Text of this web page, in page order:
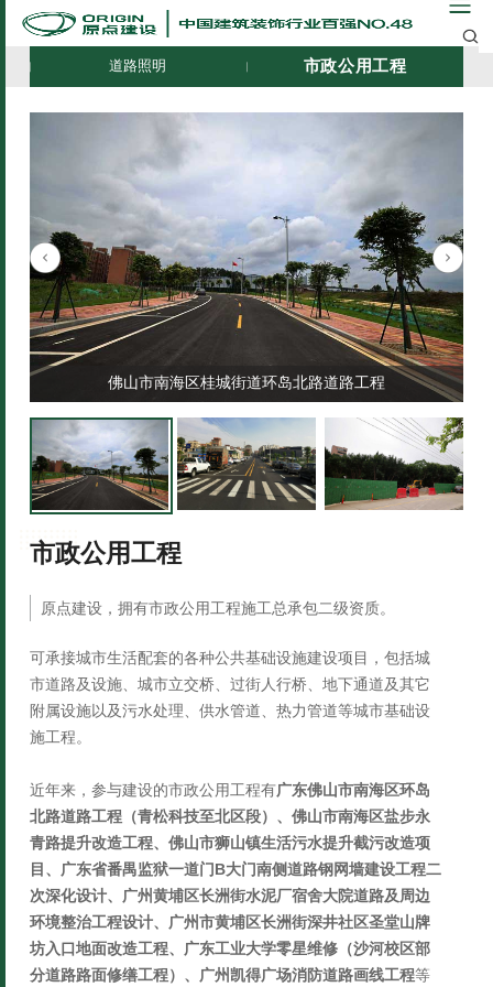
道路照明 市政公用工程
佛山市南海区桂城街道环岛北路道路工程
市政公用工程
原点建设，拥有市政公用工程施工总承包二级资质。
可承接城市生活配套的各种公共基础设施建设项目，包括城
市道路及设施、城市立交桥、过街人行桥、地下通道及其它
附属设施以及污水处理、供水管道、热力管道等城市基础设
施工程。
近年来，参与建设的市政公用工程有广东佛山市南海区环岛
北路道路工程（青松科技至北区段）、佛山市南海区盐步永
青路提升改造工程、佛山市狮山镇生活污水提升截污改造项
目、广东省番禺监狱一道门B大门南侧道路钢网墙建设工程二
次深化设计、广州黄埔区长洲街水泥厂宿舍大院道路及周边
环境整治工程设计、广州市黄埔区长洲街深井社区圣堂山牌
坊入口地面改造工程、广东工业大学零星维修（沙河校区部
分道路路面修缮工程）、广州凯得广场消防道路画线工程等